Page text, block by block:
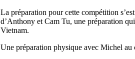
La préparation pour cette compétition
d’Anthony et Cam Tu, une préparation
Vietnam.
Une préparation physique avec Michel